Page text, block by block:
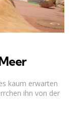
kaum erwarten
ihn von der